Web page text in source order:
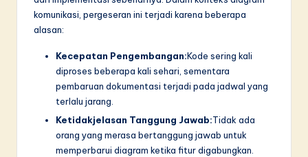
o
komunikasi, pergeseran ini terjadi karena beberapa
alasan:
Kecepatan Pengembangan:Kode sering kali
diproses beberapa kali sehari, sementara
pembaruan dokumentasi terjadi pada jadwal yang
terlalu jarang.
Ketidakjelasan Tanggung Jawab:Tidak ada
orang yang merasa bertanggung jawab untuk
memperbarui diagram ketika fitur digabungkan.